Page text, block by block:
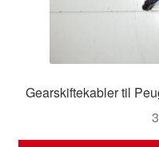
Privatlivspolitik
Gearskiftekabler til